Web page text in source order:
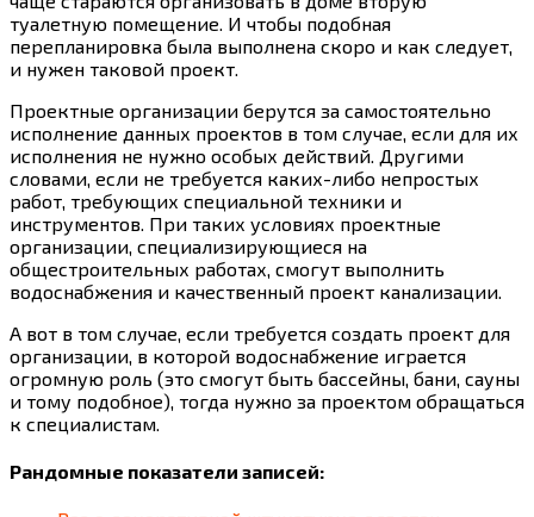
туалетную помещение. И чтобы подобная
перепланировка была выполнена скоро и как следует,
и нужен таковой проект.
Проектные организации берутся за самостоятельно
исполнение данных проектов в том случае, если для их
исполнения не нужно особых действий. Другими
словами, если не требуется каких-либо непростых
работ, требующих специальной техники и
инструментов. При таких условиях проектные
организации, специализирующиеся на
общестроительных работах, смогут выполнить
водоснабжения и качественный проект канализации.
А вот в том случае, если требуется создать проект для
организации, в которой водоснабжение играется
огромную роль (это смогут быть бассейны, бани, сауны
и тому подобное), тогда нужно за проектом обращаться
к специалистам.
Рандомные показатели записей: